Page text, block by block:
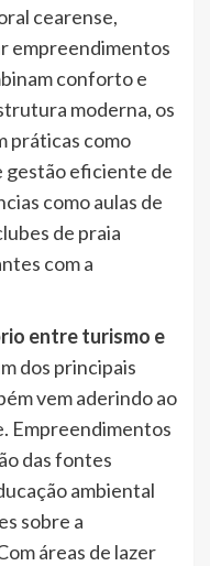
cearense,
empreendimentos
conforto e
moderna, os
práticas como
gestão eficiente de
como aulas de
de praia
com a
entre turismo e
dos principais
vem aderindo ao
Empreendimentos
das fontes
ambiental
sobre a
áreas de lazer